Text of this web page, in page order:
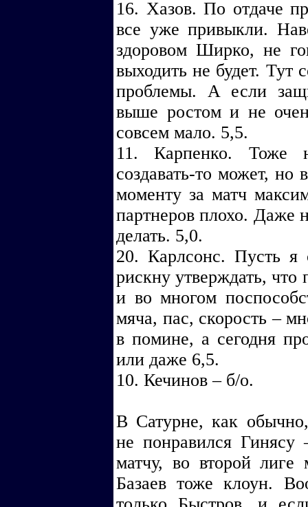
16. Хазов. По отдаче
все уже привыкли.
здоровом Ширко, не
выходить не будет. Тут
проблемы. А если
выше ростом и не
совсем мало. 5,5.
11. Карпенко. Тоже
создавать-то может, но
моменту за матч
партнеров плохо. Даже
делать. 5,0.
20. Карлсонс. Пусть я
рискну утверждать, что
и во многом
мяча, пас, скорость –
в помине, а сегодня
или даже 6,5.
10. Кечинов – б/о.
В Сатурне, как
не понравился Гинясу
матчу, во второй
Базаев тоже клоун.